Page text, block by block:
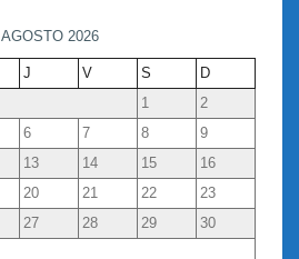
AGOSTO 2026
J V S
D
1
2
6 7 8
9
13 14 15
16
20 21 22
23
27 28 29
30